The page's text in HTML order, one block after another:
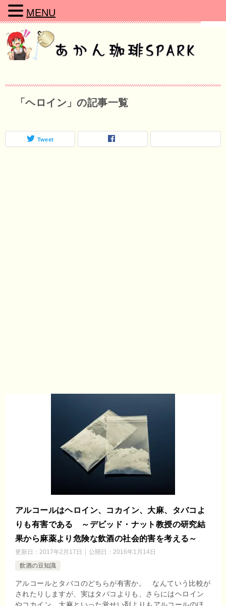
「ヘロイン」の記事一覧
Tweet
アルコールはヘロイン、コカイン、大麻、タバコよ
りも有害である ～デビッド・ナット教授の研究結
果から麻薬より危険な飲酒の社会的害を考える～
更新日： 2017年2月17日 公開日： 2016年1月14日
飲酒の豆知識
アルコールとタバコのどちらが有害か。 なんていう比較が
されたりしますが、実はタバコよりも、さらにはヘロイン
やコカイン、大麻といった覚せい剤よりもアルコールのほ
MENU